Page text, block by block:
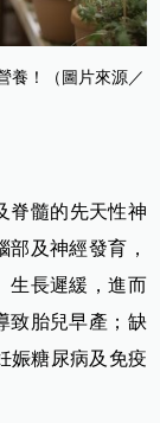
養！（圖片來源／
脊髓的先天性神
及神經發育，
生長遲緩，進而
致胎兒早產；缺
娠糖尿病及免疫